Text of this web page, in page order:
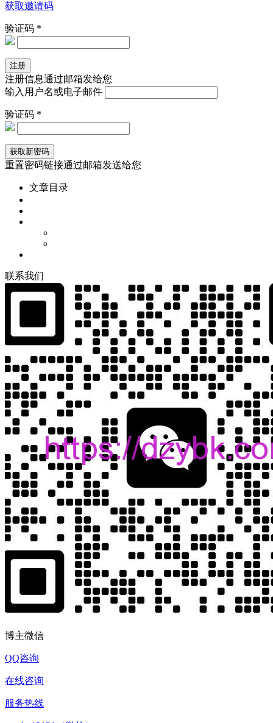
获取邀请码
验证码 *
注册信息通过邮箱发给您
输入用户名或电子邮件
验证码 *
重置密码链接通过邮箱发送给您
文章目录
联系我们
博主微信
QQ咨询
在线咨询
服务热线